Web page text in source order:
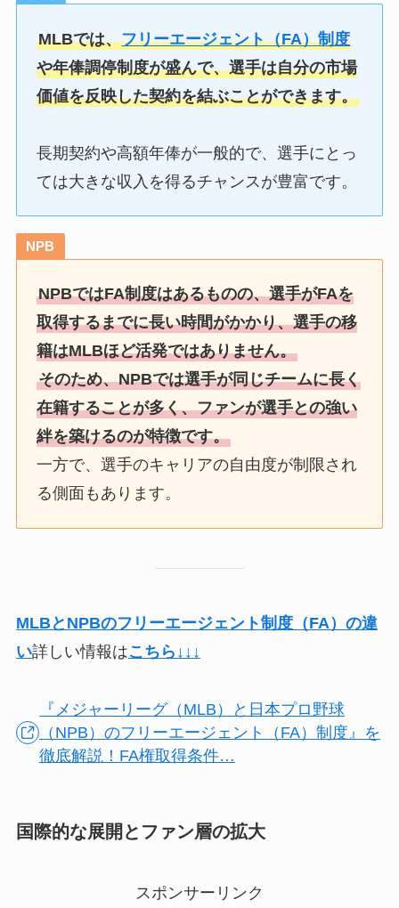
MLBでは、フリーエージェント（FA）制度
や年俸調停制度が盛んで、選手は自分の市場
価値を反映した契約を結ぶことができます。
長期契約や高額年俸が一般的で、選手にとっ
ては大きな収入を得るチャンスが豊富です。
NPB
NPBではFA制度はあるものの、選手がFAを
取得するまでに長い時間がかかり、選手の移
籍はMLBほど活発ではありません。
そのため、NPBでは選手が同じチームに長く
在籍することが多く、ファンが選手との強い
絆を築けるのが特徴です。
一方で、選手のキャリアの自由度が制限され
る側面もあります。
MLBとNPBのフリーエージェント制度（FA）の違
い詳しい情報はこちら↓↓↓
『メジャーリーグ（MLB）と日本プロ野球
（NPB）のフリーエージェント（FA）制度』を
徹底解説！FA権取得条件…
国際的な展開とファン層の拡大
スポンサーリンク